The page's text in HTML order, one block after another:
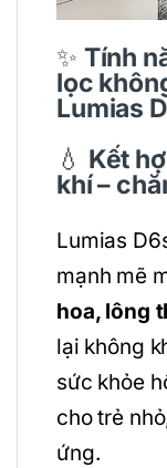
✨ Tính
lọc
Lumias
💧 Kết
khí –
Lumias
mạnh mẽ
hoa, lông
lại không
sức khỏe
cho trẻ
ứng.